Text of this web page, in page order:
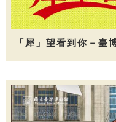
「犀」望看到你－臺